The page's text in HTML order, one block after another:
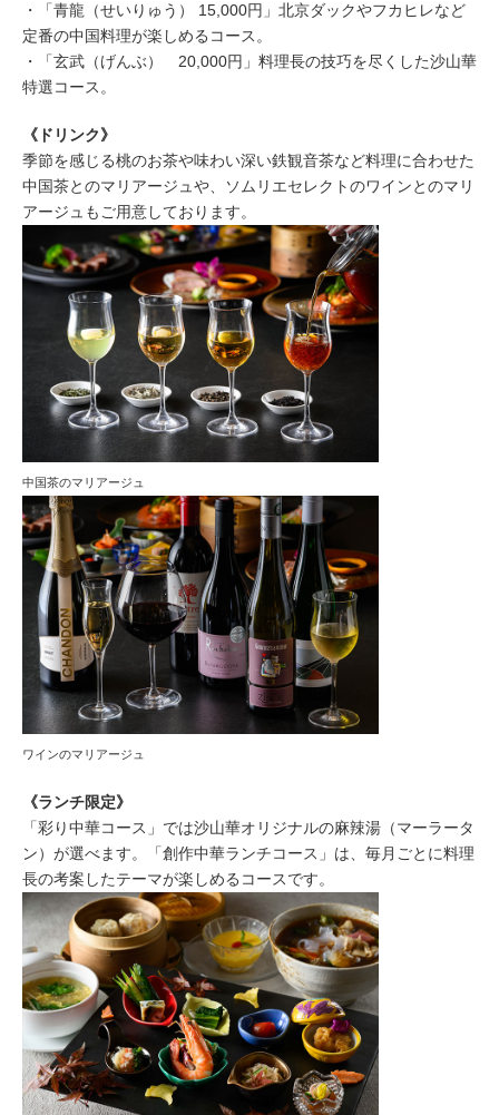
・「青龍（せいりゅう） 15,000円」北京ダックやフカヒレなど
定番の中国料理が楽しめるコース。
・「玄武（げんぶ） 20,000円」料理長の技巧を尽くした沙山華
特選コース。
《ドリンク》
季節を感じる桃のお茶や味わい深い鉄観音茶など料理に合わせた
中国茶とのマリアージュや、ソムリエセレクトのワインとのマリ
アージュもご用意しております。
中国茶のマリアージュ
ワインのマリアージュ
《ランチ限定》
「彩り中華コース」では沙山華オリジナルの麻辣湯（マーラータ
ン）が選べます。「創作中華ランチコース」は、毎月ごとに料理
長の考案したテーマが楽しめるコースです。